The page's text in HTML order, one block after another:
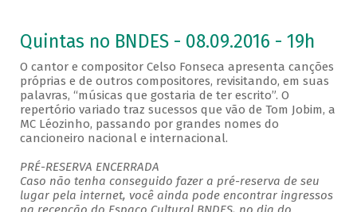
Quintas no BNDES - 08.09.2016 - 19h
O cantor e compositor Celso Fonseca apresenta canções
próprias e de outros compositores, revisitando, em suas
palavras, “músicas que gostaria de ter escrito”. O
repertório variado traz sucessos que vão de Tom Jobim, a
MC Léozinho, passando por grandes nomes do
cancioneiro nacional e internacional.
PRÉ-RESERVA ENCERRADA
Caso não tenha conseguido fazer a pré-reserva de seu
lugar pela internet, você ainda pode encontrar ingressos